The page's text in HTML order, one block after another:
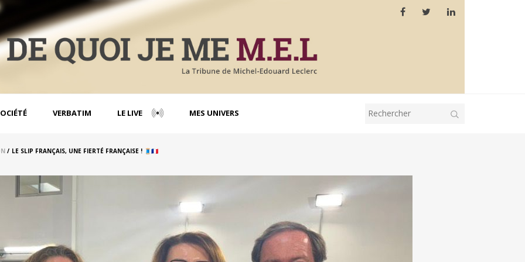
VERBATIM LE LIVE MES UNIVERS
/ LE SLIP FRANÇAIS, UNE FIERTÉ FRANÇAISE ! 🧵🇫🇷